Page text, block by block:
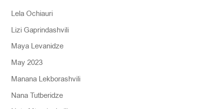
Lela Ochiauri
Lizi Gaprindashvili
Maya Levanidze
May 2023
Manana Lekborashvili
Nana Tutberidze